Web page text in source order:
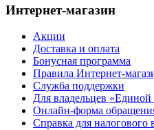
Интернет-магазин
Акции
Доставка и оплата
Бонусная программа
Правила Интернет-
Служба поддержки
Для владельцев
Онлайн-форма
Справка для налогового